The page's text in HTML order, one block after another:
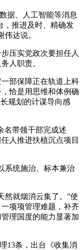
据、人工智能等消息
，推进及时、精确发
达说。
压实党政次要担任人
人职责。
部保障正在轨道上科
恰是用思维和体例确
规划的计谋导向感
带领干部完成述
人推进扶植沉点项目
统施治、标本兼治
就烟消云集了。”使
项项管理难题，补齐
理国度的能力显著加
13条，出台《收集消